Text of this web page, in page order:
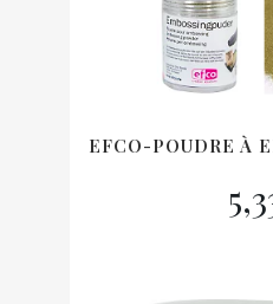
EFCO-POUDRE À